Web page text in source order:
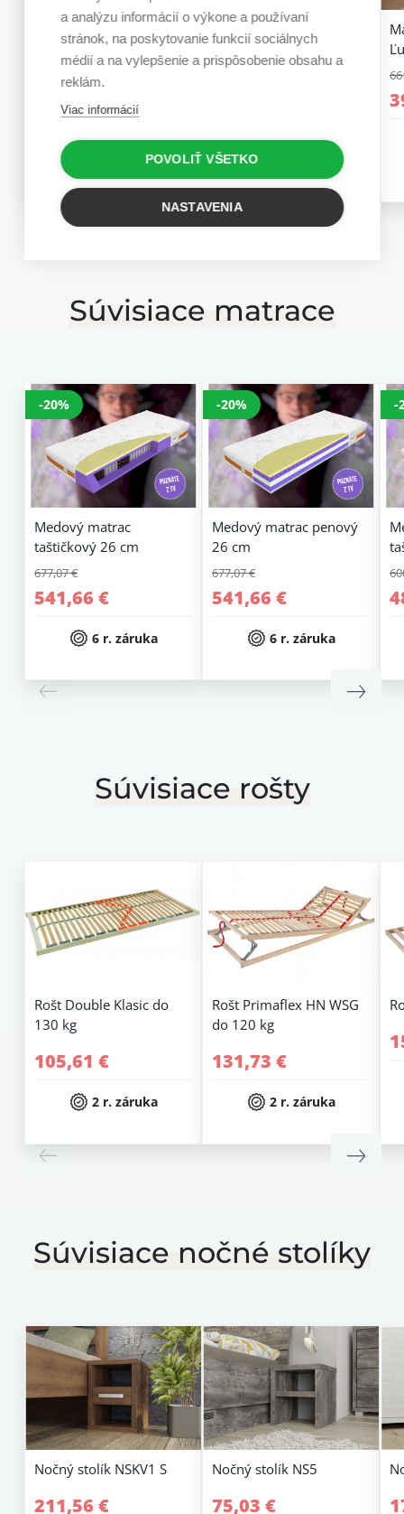
Rozkladacia posteľ Betka
1 466,16 €
1 099,62 €
5 r. záruka
Rozkladacia posteľ Mini
Betka
5 r. záruka
Súvisiace matrace
-20%
Medový matrac
taštičkový 26 cm
677,07 €
541,66 €
6 r. záruka
-20%
Medový matrac penový
26 cm
677,07 €
541,66 €
6 r. záruka
-
Súvisiace rošty
Rošt Double Klasic do
130 kg
105,61 €
2 r. záruka
Rošt Primaflex HN WSG
do 120 kg
131,73 €
2 r. záruka
Súvisiace nočné stolíky
Nočný stolík NSKV1 S
211,56 €
Nočný stolík NS5
75,03 €
a analýzu informácií o výkone a používaní
stránok, na poskytovanie funkcií sociálnych
médií a na vylepšenie a prispôsobenie obsahu a
reklám.
Viac informácií
POVOLIŤ VŠETKO
NASTAVENIA